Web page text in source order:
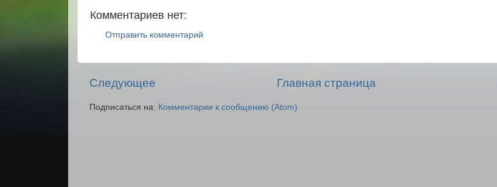
Комментариев нет:
Отправить комментарий
Следующее Главная страница
Подписаться на: Комментарии к сообщению (Atom)